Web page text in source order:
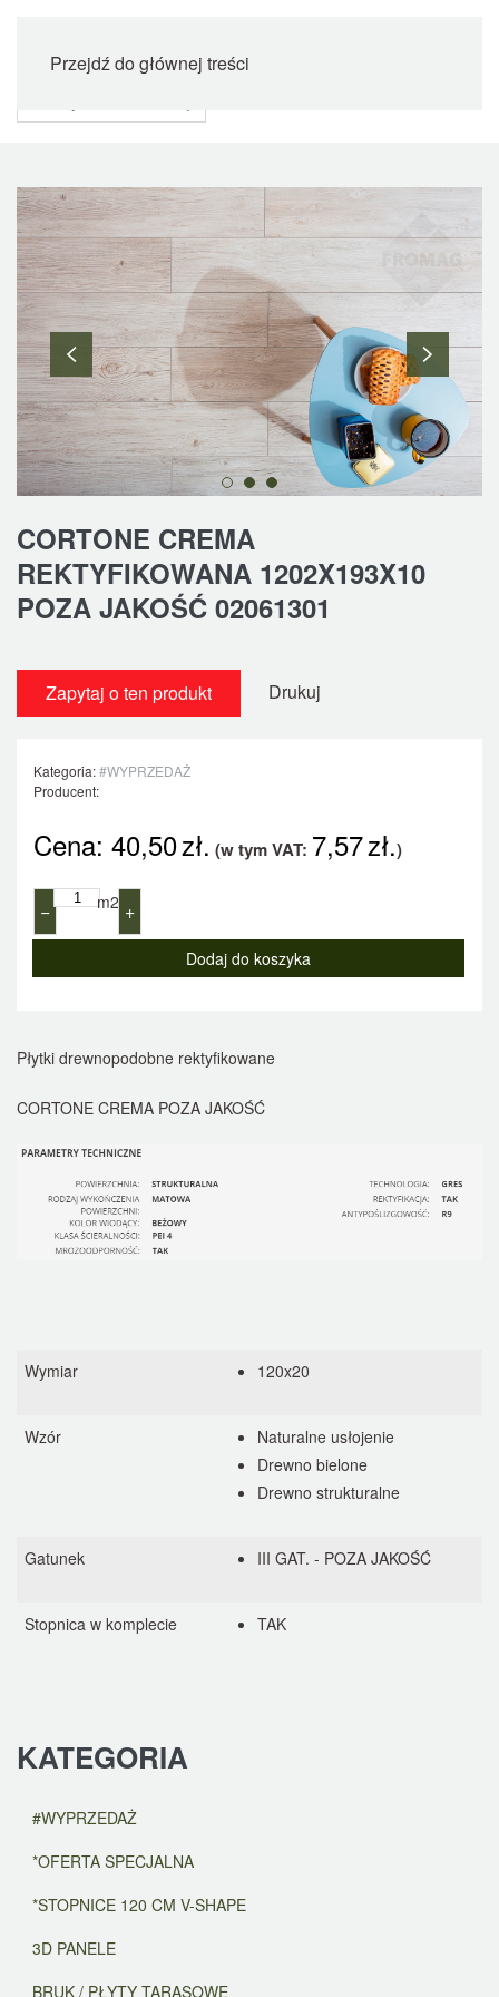
Przejdź do głównej treści
CORTONE CREMA
REKTYFIKOWANA 1202X193X10
POZA JAKOŚĆ 02061301
Zapytaj o ten produkt Drukuj
Kategoria:#WYPRZEDAŻ
Producent:
Cena: 40,50zł. (w tym VAT: 7,57zł.)
− m2 +
Płytki drewnopodobne rektyfikowane
CORTONE CREMA POZA JAKOŚĆ
Wymiar 120x20
Wzór
Naturalne usłojenie
Drewno bielone
Drewno strukturalne
Gatunek III GAT. - POZA JAKOŚĆ
Stopnica w komplecie TAK
KATEGORIA
#WYPRZEDAŻ
*OFERTA SPECJALNA
*STOPNICE 120 CM V-SHAPE
3D PANELE
BRUK / PŁYTY TARASOWE